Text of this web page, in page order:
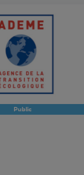
Public